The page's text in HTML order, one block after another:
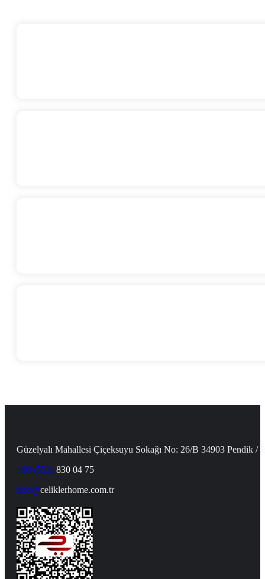
Güzelyalı Mahallesi Çiçeksuyu Sokağı No: 26/B 34903 Pendik /
+90 (553) 830 04 75
info@celiklerhome.com.tr